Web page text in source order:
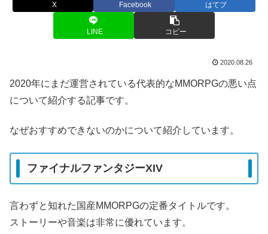
X Facebook はてブ
LINE コピー
2020.08.26
2020年にまだ運営されている代表的なMMORPGの悪い点
について紹介する記事です。
なぜおすすめできないのかについて紹介しています。
ファイナルファンタジーXIV
言わずと知れた国産MMORPGの定番タイトルです。
ストーリーや音楽は非常に優れています。